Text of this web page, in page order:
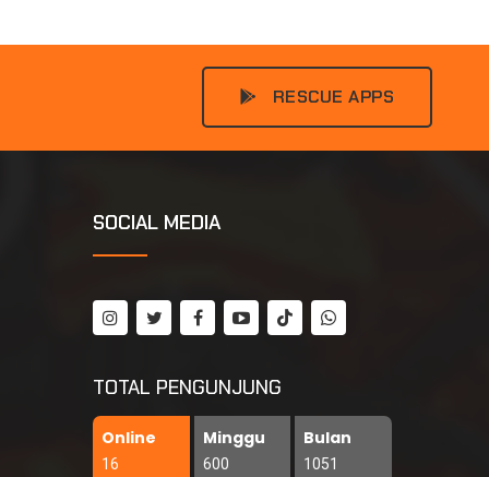
RESCUE APPS
SOCIAL MEDIA
TOTAL PENGUNJUNG
Online
16
Minggu
600
Bulan
1051